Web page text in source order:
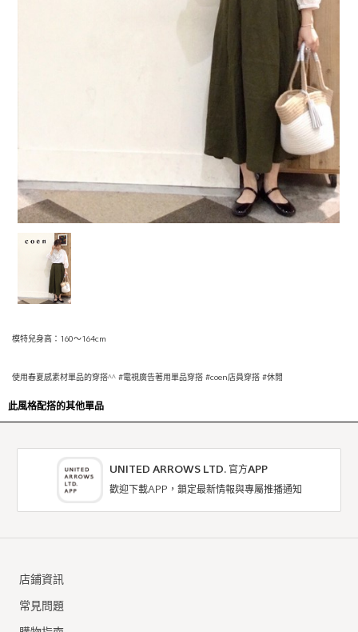
模特兒身高：160〜164cm
使用春夏感素材單品的穿搭^^ #電視廣告著用單品穿搭 #coen店員穿搭 #休閒
此風格配搭的其他單品
UNITED ARROWS LTD. 官方APP
歡迎下載APP，鎖定最新情報與專屬推播通知
店鋪資訊
常見問題